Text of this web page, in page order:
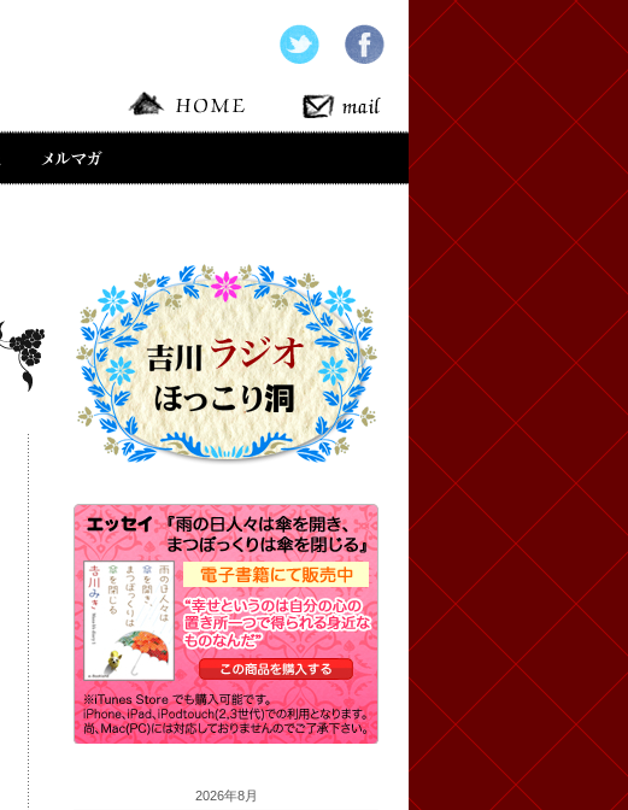
2026年8月